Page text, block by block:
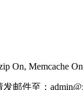
On, Memcache
邮件至：